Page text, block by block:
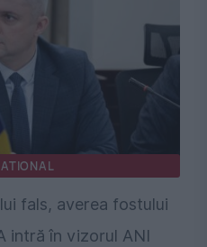
fals, averea fostului
intră în vizorul ANI